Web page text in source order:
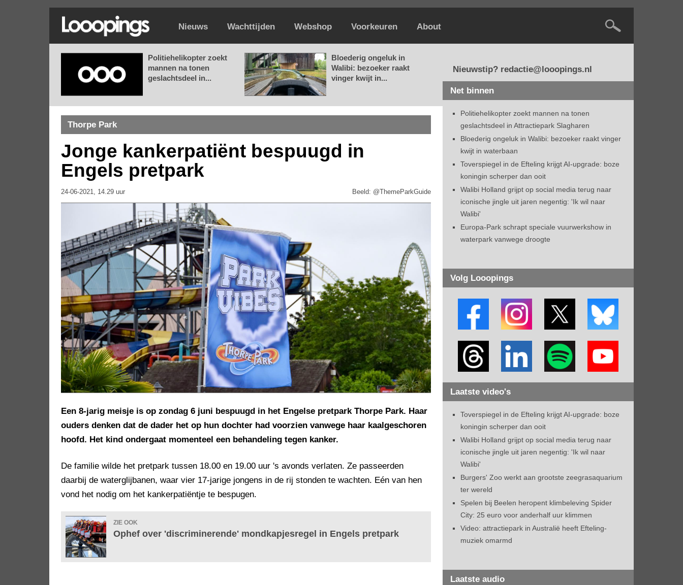
Nieuws Wachttijden Webshop Voorkeuren About
Politiehelikopter zoekt
mannen na tonen
geslachtsdeel in...
Bloederig ongeluk in
Walibi: bezoeker raakt
vinger kwijt in...
Thorpe Park
Jonge kankerpatiënt bespuugd in
Engels pretpark
24-06-2021, 14.29 uur Beeld: @ThemeParkGuide
Een 8-jarig meisje is op zondag 6 juni bespuugd in het Engelse pretpark Thorpe Park. Haar
ouders denken dat de dader het op hun dochter had voorzien vanwege haar kaalgeschoren
hoofd. Het kind ondergaat momenteel een behandeling tegen kanker.
De familie wilde het pretpark tussen 18.00 en 19.00 uur 's avonds verlaten. Ze passeerden
daarbij de waterglijbanen, waar vier 17-jarige jongens in de rij stonden te wachten. Eén van hen
vond het nodig om het kankerpatiëntje te bespugen.
ZIE OOK
Ophef over 'discriminerende' mondkapjesregel in Engels pretpark
Nieuwstip? redactie@looopings.nl
Net binnen
Politiehelikopter zoekt mannen na tonen
geslachtsdeel in Attractiepark Slagharen
Bloederig ongeluk in Walibi: bezoeker raakt vinger
kwijt in waterbaan
Toverspiegel in de Efteling krijgt AI-upgrade: boze
koningin scherper dan ooit
Walibi Holland grijpt op social media terug naar
iconische jingle uit jaren negentig: 'Ik wil naar
Walibi'
Europa-Park schrapt speciale vuurwerkshow in
waterpark vanwege droogte
Volg Looopings
Laatste video's
Toverspiegel in de Efteling krijgt AI-upgrade: boze
koningin scherper dan ooit
Walibi Holland grijpt op social media terug naar
iconische jingle uit jaren negentig: 'Ik wil naar
Walibi'
Burgers' Zoo werkt aan grootste zeegrasaquarium
ter wereld
Spelen bij Beelen heropent klimbeleving Spider
City: 25 euro voor anderhalf uur klimmen
Video: attractiepark in Australië heeft Efteling-
muziek omarmd
Laatste audio